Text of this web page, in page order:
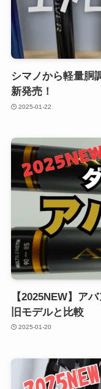
シマノから軽量胴
新発売！
2025-01-22
【2025NEW】ア
旧モデルと比較
2025-01-20